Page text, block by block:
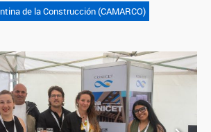
de la Construcción (CAMARCO)